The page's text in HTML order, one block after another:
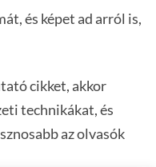
és képet ad arról is,
cikket, akkor
technikákat, és
az olvasók